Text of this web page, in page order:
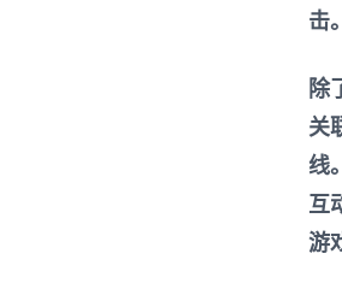
击。
除
关
线
互
游